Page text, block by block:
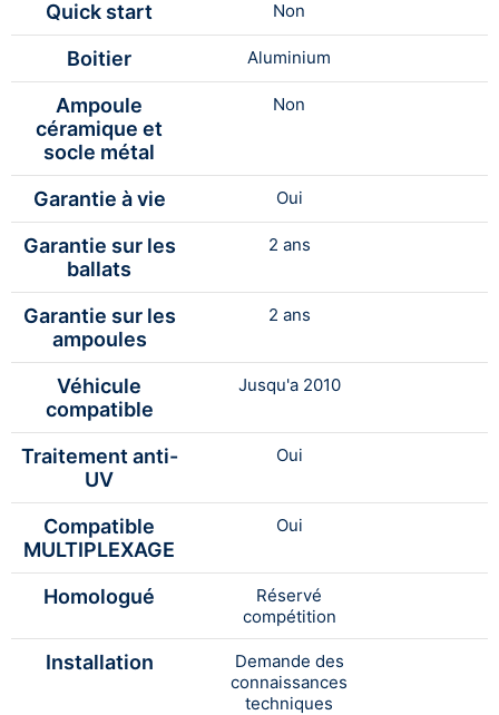
Quick start Non
Boitier Aluminium
Ampoule
céramique et
socle métal
Non
Garantie à vie Oui
Garantie sur les
ballats
2 ans
Garantie sur les
ampoules
2 ans
Véhicule
compatible
Jusqu'a 2010
Traitement anti-
UV
Oui
Compatible
MULTIPLEXAGE
Oui
Homologué
Réservé
compétition
Installation
Demande des
connaissances
techniques